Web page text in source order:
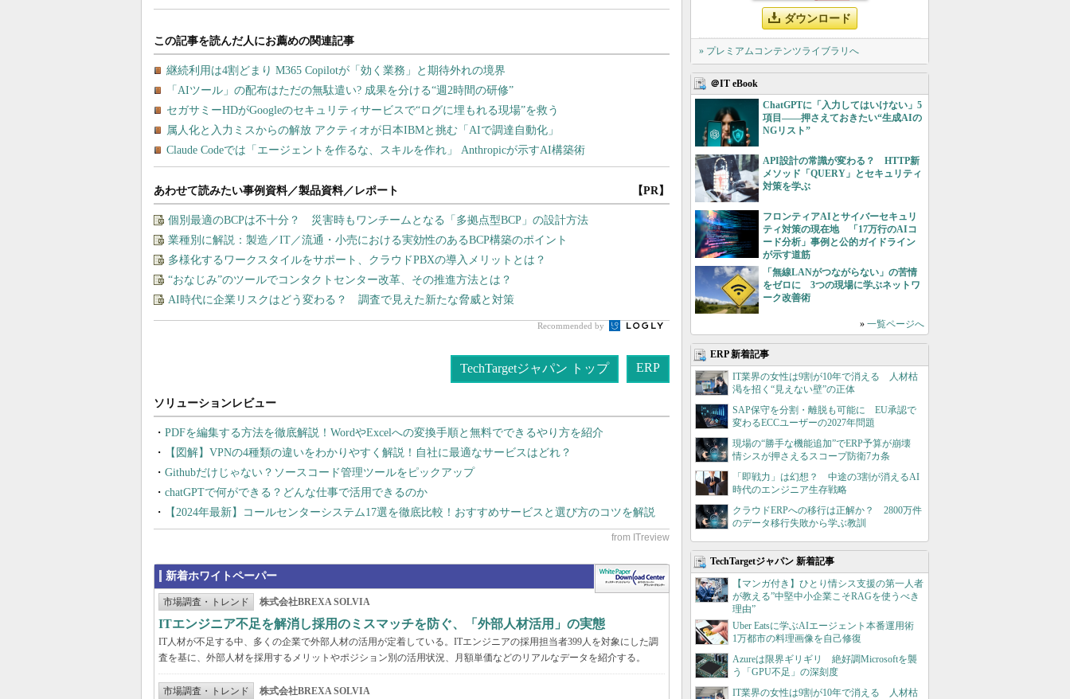
あわせて読みたい事例資料／製品資料／レポート 【PR】
個別最適のBCPは不十分？ 災害時もワンチームとなる「多拠点型BCP」の設計方法
業種別に解説：製造／IT／流通・小売における実効性のあるBCP構築のポイント
多様化するワークスタイルをサポート、クラウドPBXの導入メリットとは？
“おなじみ”のツールでコンタクトセンター改革、その推進方法とは？
AI時代に企業リスクはどう変わる？ 調査で見えた新たな脅威と対策
Recommended by
TechTargetジャパン トップ ERP
PDFを編集する方法を徹底解説！WordやExcelへの変換手順と無料でできるやり方を紹介
【図解】VPNの4種類の違いをわかりやすく解説！自社に最適なサービスはどれ？
Githubだけじゃない？ソースコード管理ツールをピックアップ
chatGPTで何ができる？どんな仕事で活用できるのか
【2024年最新】コールセンターシステム17選を徹底比較！おすすめサービスと選び方のコツを解説
新着ホワイトペーパー
市場調査・トレンド 株式会社BREXA SOLVIA
ITエンジニア不足を解消し採用のミスマッチを防ぐ、「外部人材活用」の実態
IT人材が不足する中、多くの企業で外部人材の活用が定着している。ITエンジニアの採用担当者399人を対象にした調
査を基に、外部人材を採用するメリットやポジション別の活用状況、月額単価などのリアルなデータを紹介する。
市場調査・トレンド 株式会社BREXA SOLVIA
ダウンロード
» プレミアムコンテンツライブラリへ
＠IT eBook
ChatGPTに「入力してはいけない」5
項目――押さえておきたい“生成AIの
NGリスト”
API設計の常識が変わる？ HTTP新
メソッド「QUERY」とセキュリティ
対策を学ぶ
フロンティアAIとサイバーセキュリ
ティ対策の現在地 「17万行のAIコ
ード分析」事例と公的ガイドライン
が示す道筋
「無線LANがつながらない」の苦情
をゼロに 3つの現場に学ぶネットワ
ーク改善術
» 一覧ページへ
ERP 新着記事
IT業界の女性は9割が10年で消える 人材枯
渇を招く“見えない壁”の正体
SAP保守を分割・離脱も可能に EU承認で
変わるECCユーザーの2027年問題
現場の“勝手な機能追加”でERP予算が崩壊
情シスが押さえるスコープ防衛7カ条
「即戦力」は幻想？ 中途の3割が消えるAI
時代のエンジニア生存戦略
クラウドERPへの移行は正解か？ 2800万件
のデータ移行失敗から学ぶ教訓
TechTargetジャパン 新着記事
【マンガ付き】ひとり情シス支援の第一人者
が教える”中堅中小企業こそRAGを使うべき
理由”
Uber Eatsに学ぶAIエージェント本番運用術
1万都市の料理画像を自己修復
Azureは限界ギリギリ 絶好調Microsoftを襲
う「GPU不足」の深刻度
IT業界の女性は9割が10年で消える 人材枯